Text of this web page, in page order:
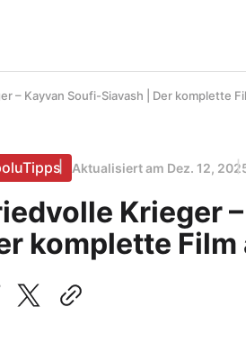
– Kayvan Soufi-Siavash | Der komplette
Aktualisiert am Dez. 12,
Krieger
komplette